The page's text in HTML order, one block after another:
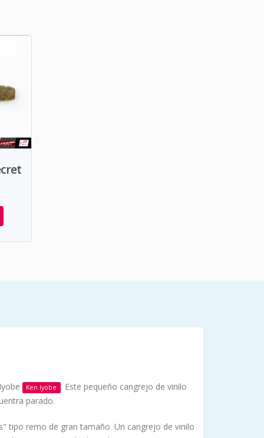
Ken Iyobe . Este pequeño cangrejo de vinilo
parado.
tipo remo de gran tamaño. Un cangrejo de vinilo